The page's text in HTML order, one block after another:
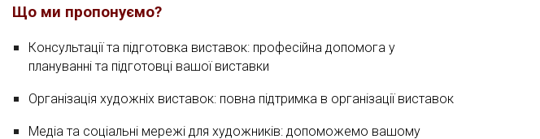
Що ми пропонуємо?
Консультації та підготовка виставок: професійна допомога у
плануванні та підготовці вашої виставки
Організація художніх виставок: повна підтримка в організації виставок
Медіа та соціальні мережі для художників: допоможемо вашому